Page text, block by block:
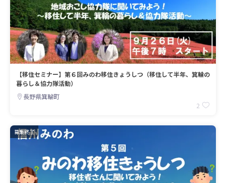
【移住セミナー】第６回みのわ移住きょうしつ（移住して半年、箕輪の
暮らし＆協力隊活動）
長野県箕輪町
2
募集終了